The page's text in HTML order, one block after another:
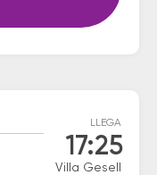
LLEGA
17:25
Villa Gesell